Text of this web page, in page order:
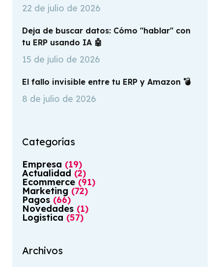
22 de julio de 2026
Deja de buscar datos: Cómo "hablar" con
tu ERP usando IA 🤖
15 de julio de 2026
El fallo invisible entre tu ERP y Amazon 💣
8 de julio de 2026
Categorías
Empresa (19)
Actualidad (2)
Ecommerce(91)
Marketing (72)
Pagos (66)
Novedades (1)
Logistica (57)
Archivos